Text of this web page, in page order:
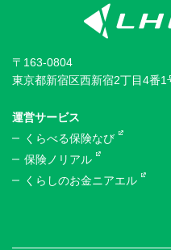
〒163-0804
東京都新宿区西新宿2丁目4番
運営サービス
くらべる保険なび
保険ノリアル
くらしのお金ニアエル